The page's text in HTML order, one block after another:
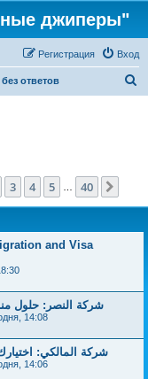
джиперы"
Вход
Регистрация
ответов
из 40
3 4 5 40
and Visa
شركة النصر: حلول
14:08
شركة المالكي:
14:06